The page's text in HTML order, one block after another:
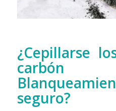
¿Cepillarse
seguro?